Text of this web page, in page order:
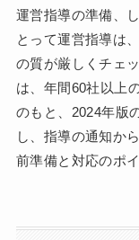
運営指導の準備、
とって運営指導は
の質が厳しくチェ
は、年間60社以上
のもと、2024年版
し、指導の通知か
前準備と対応のポ